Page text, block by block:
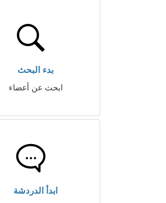
بدء البحث
ابحث عن أعضاء
ابدأ الدردشة